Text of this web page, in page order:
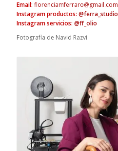
Email: florenciamferraro@gmail.com
Instagram productos: @ferra_studio
Instagram servicios: @ff_olio
Fotografía de Navid Razvi